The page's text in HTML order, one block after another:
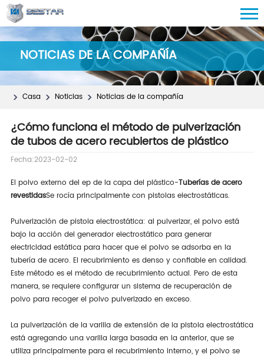
NOTICIAS DE LA COMPAÑÍA
Casa Noticias Noticias de la compañía
¿Cómo funciona el método de pulverización
de tubos de acero recubiertos de plástico
Fecha:2023-02-02
El polvo externo del ep de la capa del plástico-Tuberías de acero
revestidasSe rocía principalmente con pistolas electrostáticas.
Pulverización de pistola electrostática: al pulverizar, el polvo está
bajo la acción del generador electrostático para generar
electricidad estática para hacer que el polvo se adsorba en la
tubería de acero. El recubrimiento es denso y confiable en calidad.
Este método es el método de recubrimiento actual. Pero de esta
manera, se requiere configurar un sistema de recuperación de
polvo para recoger el polvo pulverizado en exceso.
La pulverización de la varilla de extensión de la pistola electrostática
está agregando una varilla larga basada en la anterior, que se
utiliza principalmente para el recubrimiento interno, y el polvo se